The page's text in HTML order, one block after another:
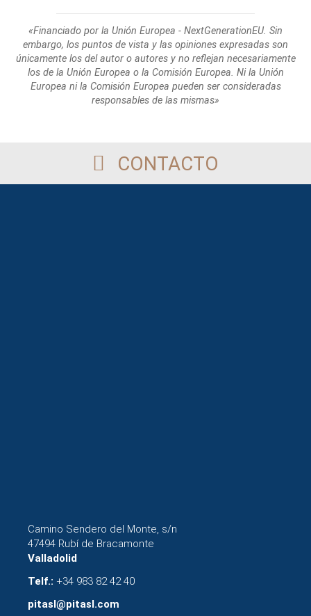
«Financiado por la Unión Europea - NextGenerationEU. Sin
embargo, los puntos de vista y las opiniones expresadas son
únicamente los del autor o autores y no reflejan necesariamente
los de la Unión Europea o la Comisión Europea. Ni la Unión
Europea ni la Comisión Europea pueden ser consideradas
responsables de las mismas»
CONTACTO
Camino Sendero del Monte, s/n
47494 Rubí de Bracamonte
Valladolid
Telf.: +34 983 82 42 40
pitasl@pitasl.com